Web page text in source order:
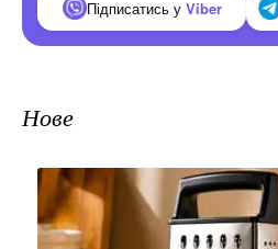
Підписатись у Viber
Нове